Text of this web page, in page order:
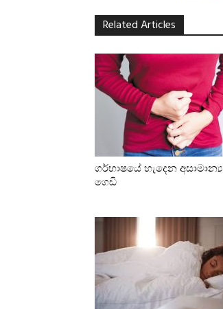
Related Articles
ගර්භාෂයේ හැදෙන අසාමාන්‍ය
ගෙඩි